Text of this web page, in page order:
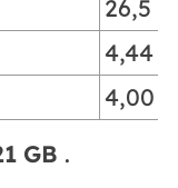
26,5
4,44
4,00
GB .